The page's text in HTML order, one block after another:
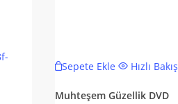
Sepete Ekle Hızlı Bakış
Muhteşem Güzellik DVD